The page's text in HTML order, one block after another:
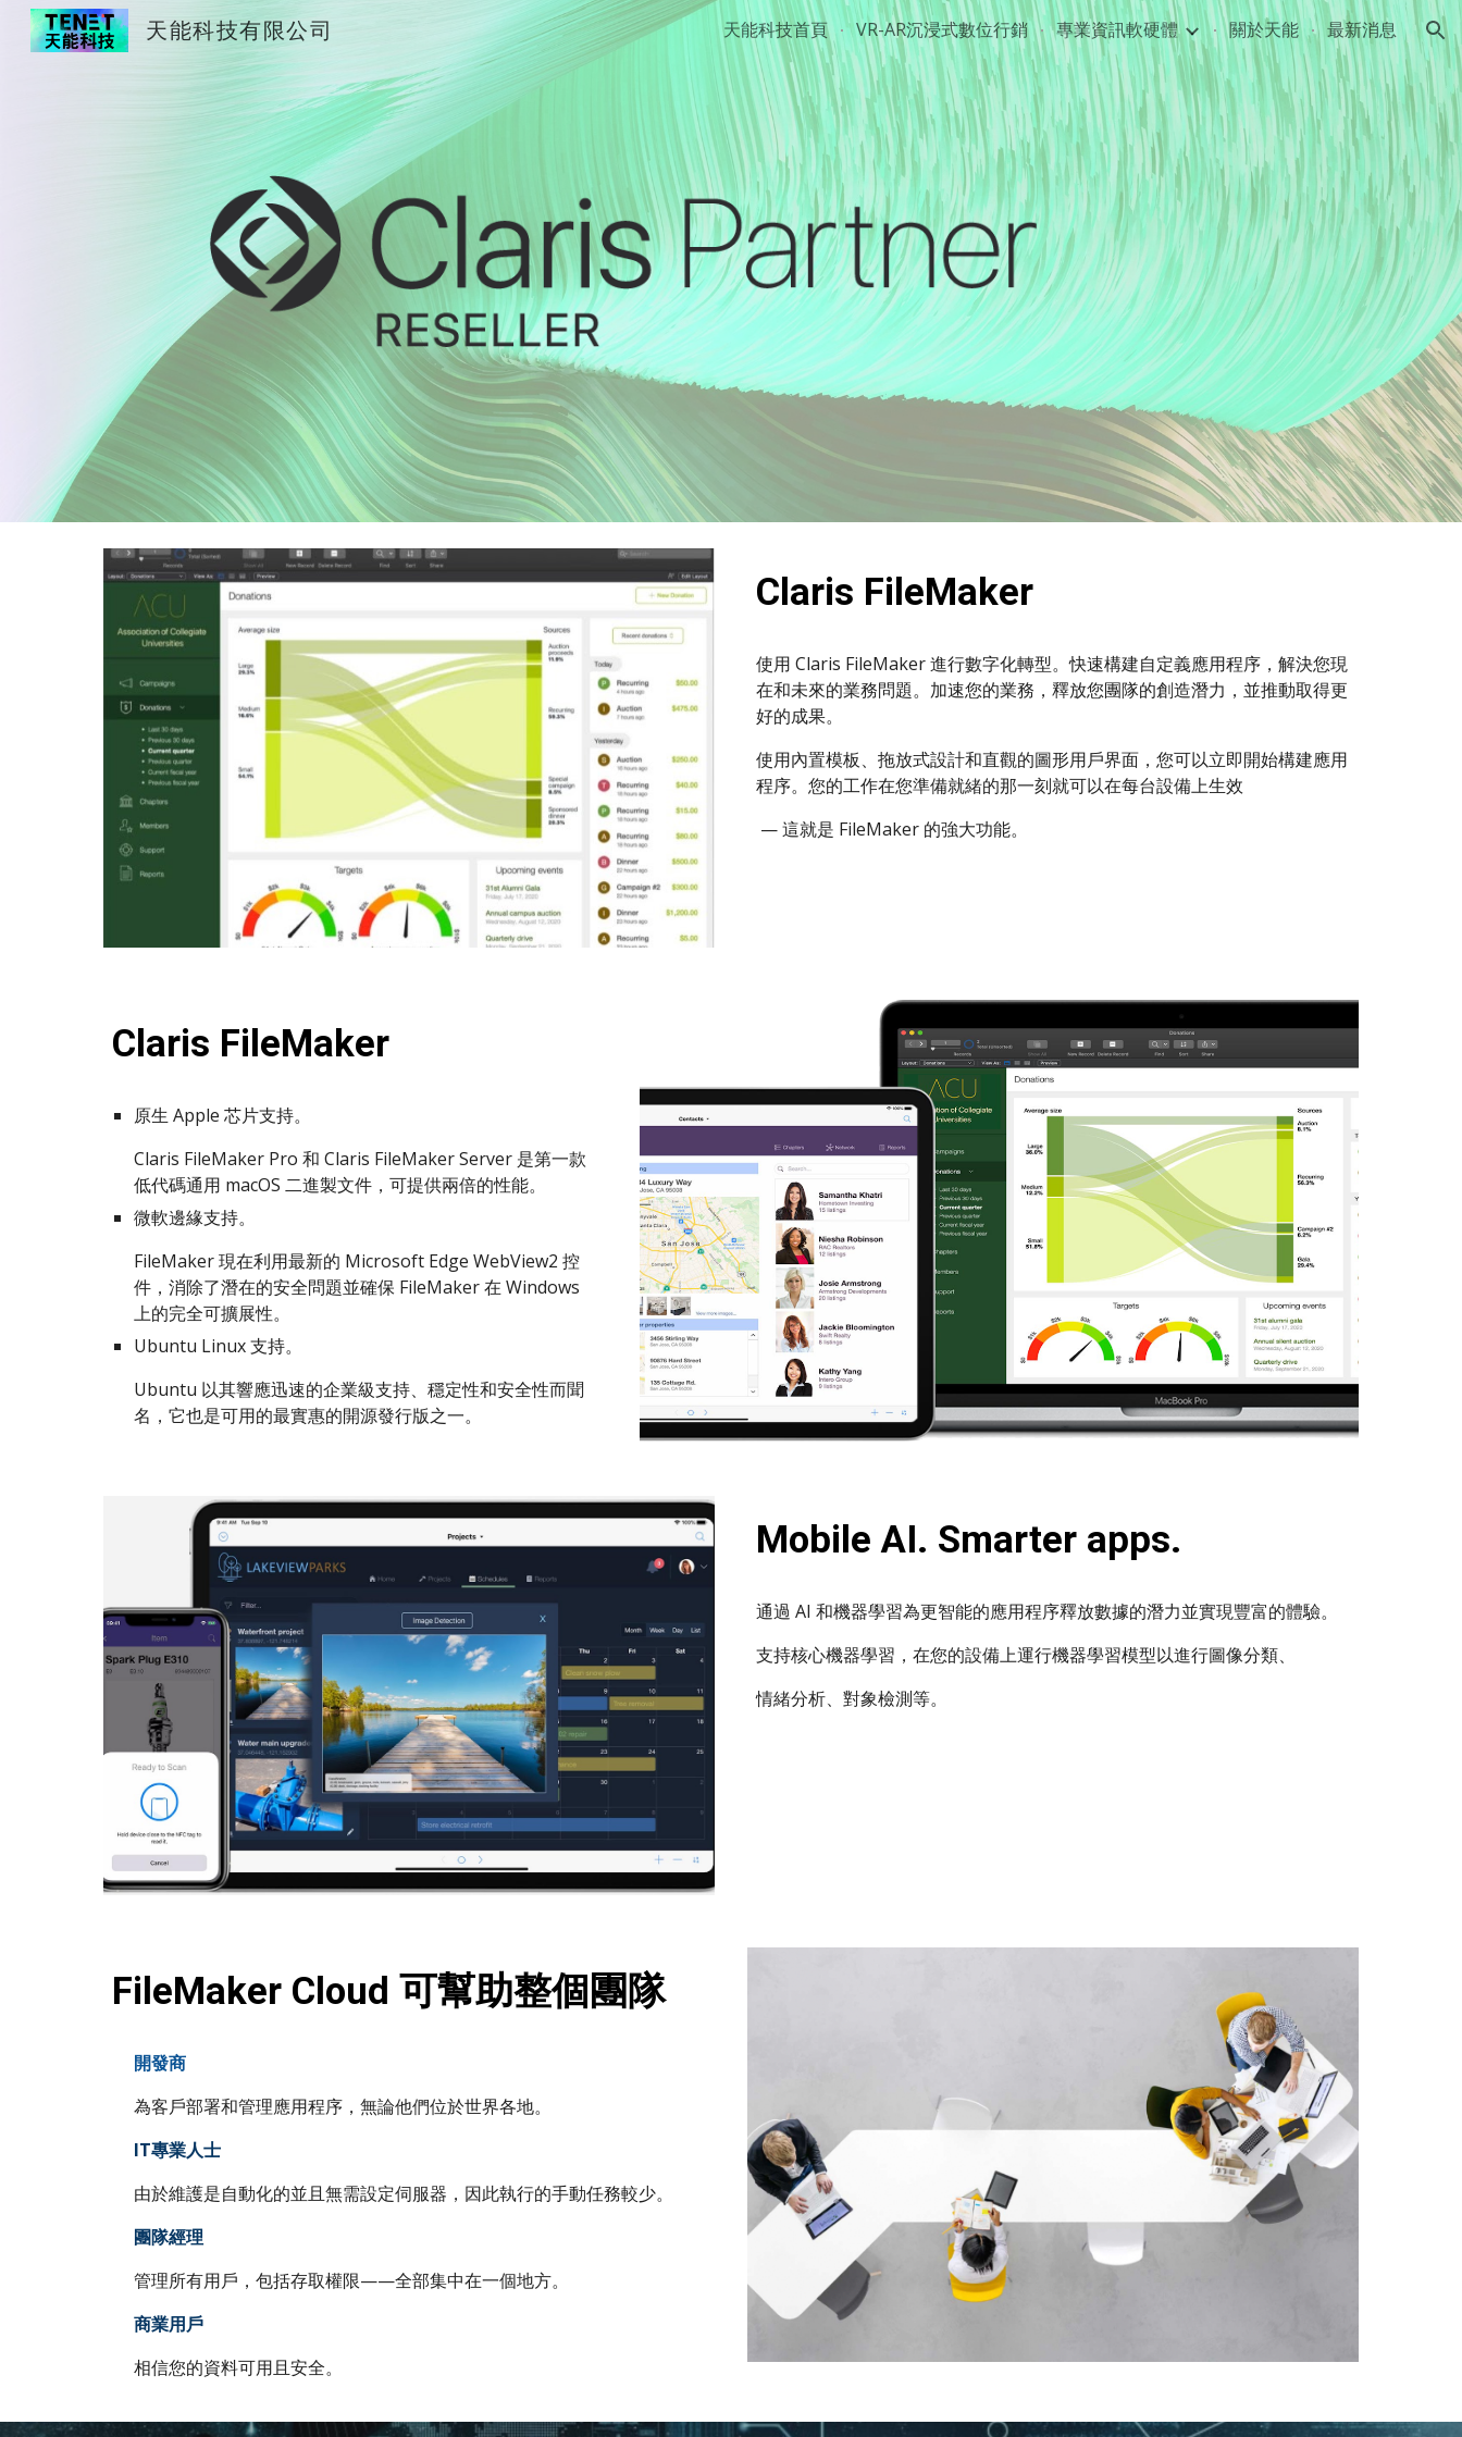
Skip to main content Skip to navigation
天能科技有限公司 天能科技首頁 VR-AR沉浸式數位行銷 專業資訊軟硬體 關於天能 最新消息
Claris FileMaker
使用 Claris FileMaker 進行數字化轉型。快速構建自定義應用程序，解決您現
在和未來的業務問題。加速您的業務，釋放您團隊的創造潛力，並推動取得更
好的成果。
使用內置模板、拖放式設計和直觀的圖形用戶界面，您可以立即開始構建應用
程序。您的工作在您準備就緒的那一刻就可以在每台設備上生效
— 這就是 FileMaker 的強大功能。
Claris FileMaker
原生 Apple 芯片支持。
Claris FileMaker Pro 和 Claris FileMaker Server 是第一款
低代碼通用 macOS 二進製文件，可提供兩倍的性能。
微軟邊緣支持。
FileMaker 現在利用最新的 Microsoft Edge WebView2 控
件，消除了潛在的安全問題並確保 FileMaker 在 Windows
上的完全可擴展性。
Ubuntu Linux 支持。
Ubuntu 以其響應迅速的企業級支持、穩定性和安全性而聞
名，它也是可用的最實惠的開源發行版之一。
Mobile AI. Smarter apps.
通過 AI 和機器學習為更智能的應用程序釋放數據的潛力並實現豐富的體驗。
支持核心機器學習，在您的設備上運行機器學習模型以進行圖像分類、
情緒分析、對象檢測等。
FileMaker Cloud 可幫助整個團隊
開發商
為客戶部署和管理應用程序，無論他們位於世界各地。
IT專業人士
由於維護是自動化的並且無需設定伺服器，因此執行的手動任務較少。
團隊經理
管理所有用戶，包括存取權限——全部集中在一個地方。
商業用戶
相信您的資料可用且安全。